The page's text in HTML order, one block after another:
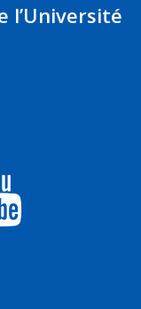
l’Université